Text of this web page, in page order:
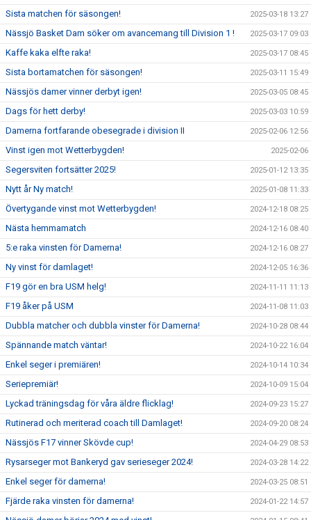
Sista matchen för säsongen! 2025-03-18 13:27
Nässjö Basket Dam söker om avancemang till Division 1 ! 2025-03-17 09:03
Kaffe kaka elfte raka! 2025-03-17 08:45
Sista bortamatchen för säsongen! 2025-03-11 15:49
Nässjös damer vinner derbyt igen! 2025-03-05 08:45
Dags för hett derby! 2025-03-03 10:59
Damerna fortfarande obesegrade i division II 2025-02-06 12:56
Vinst igen mot Wetterbygden! 2025-02-06
Segersviten fortsätter 2025! 2025-01-12 13:35
Nytt år Ny match! 2025-01-08 11:33
Övertygande vinst mot Wetterbygden! 2024-12-18 08:25
Nästa hemmamatch 2024-12-16 08:40
5:e raka vinsten för Damerna! 2024-12-16 08:27
Ny vinst för damlaget! 2024-12-05 16:36
F19 gör en bra USM helg! 2024-11-11 11:13
F19 åker på USM 2024-11-08 11:03
Dubbla matcher och dubbla vinster för Damerna! 2024-10-28 08:44
Spännande match väntar! 2024-10-22 16:04
Enkel seger i premiären! 2024-10-14 10:34
Seriepremiär! 2024-10-09 15:04
Lyckad träningsdag för våra äldre flicklag! 2024-09-23 15:27
Rutinerad och meriterad coach till Damlaget! 2024-09-20 08:24
Nässjös F17 vinner Skövde cup! 2024-04-29 08:53
Rysarseger mot Bankeryd gav serieseger 2024! 2024-03-28 14:22
Enkel seger för damerna! 2024-03-25 08:51
Fjärde raka vinsten för damerna! 2024-01-22 14:57